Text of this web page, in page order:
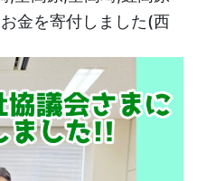
金を寄付しました(西